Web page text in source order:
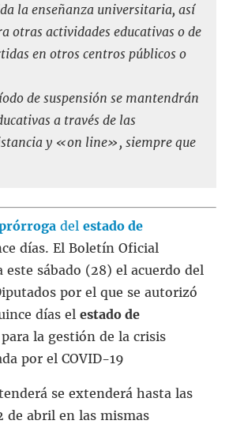
la enseñanza universitaria, así
otras actividades educativas o de
en otros centros públicos o
de suspensión se mantendrán
a través de las
y «on line», siempre que
del estado de
días. El Boletín Oficial
este sábado (28) el acuerdo del
por el que se autorizó
días el estado de
la gestión de la crisis
por el COVID-19
se extenderá hasta las
de abril en las mismas